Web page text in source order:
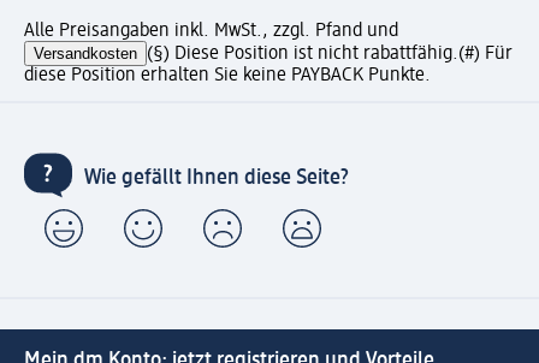
Alle Preisangaben inkl. MwSt., zzgl. Pfand und
Versandkosten (§) Diese Position ist nicht rabattfähig.(#) Für
diese Position erhalten Sie keine PAYBACK Punkte.
Wie gefällt Ihnen diese Seite?